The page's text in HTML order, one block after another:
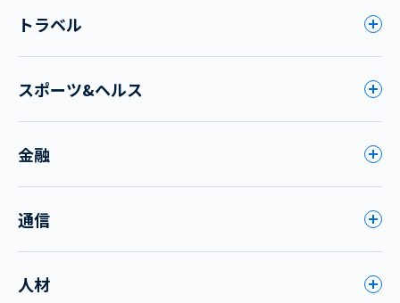
トラベル
スポーツ&ヘルス
金融
通信
人材